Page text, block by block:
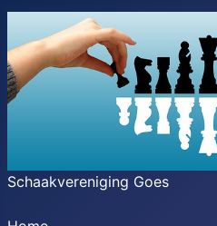
Schaakvereniging Goes